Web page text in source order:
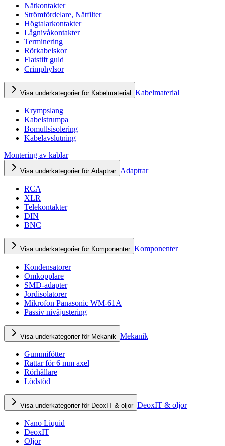
Nätkontakter
Strömfördelare, Nätfilter
Högtalarkontakter
Lågnivåkontakter
Terminering
Rörkabelskor
Flatstift guld
Crimphylsor
Visa underkategorier för Kabelmaterial Kabelmaterial
Krympslang
Kabelstrumpa
Bomullsisolering
Kabelavslutning
Montering av kablar
Visa underkategorier för Adaptrar Adaptrar
RCA
XLR
Telekontakter
DIN
BNC
Visa underkategorier för Komponenter Komponenter
Kondensatorer
Omkopplare
SMD-adapter
Jordisolatorer
Mikrofon Panasonic WM-61A
Passiv nivåjustering
Visa underkategorier för Mekanik Mekanik
Gummifötter
Rattar för 6 mm axel
Rörhållare
Lödstöd
Visa underkategorier för DeoxIT & oljor DeoxIT & oljor
Nano Liquid
DeoxIT
Oljor